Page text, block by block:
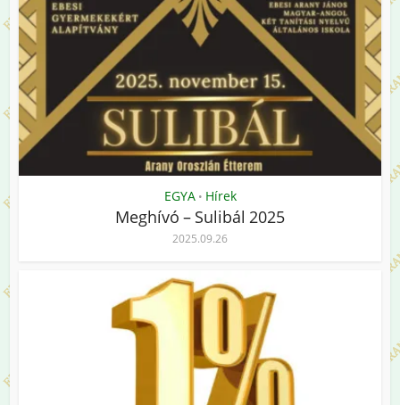
EGYA • Hírek
Meghívó – Sulibál 2025
2025.09.26